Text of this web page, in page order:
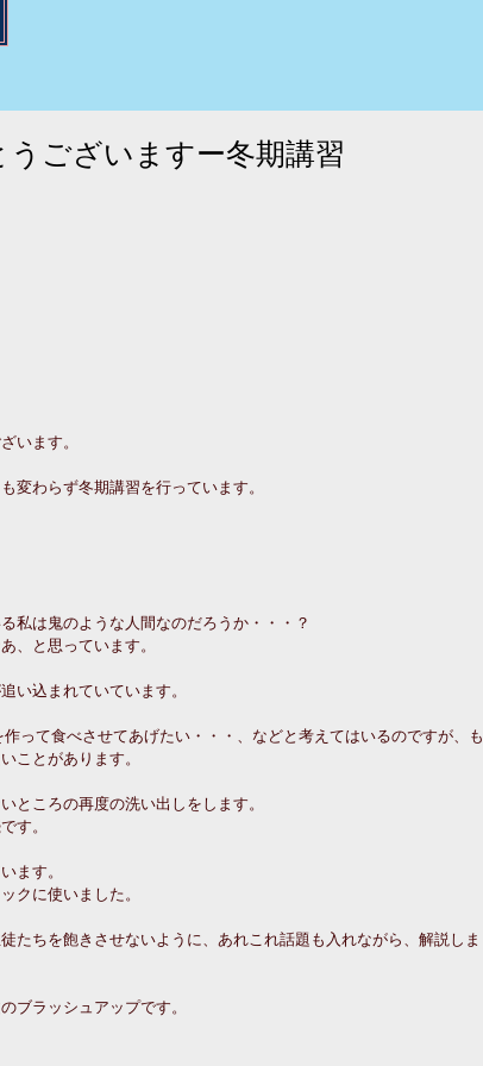
ございますー冬期講習
います。
変わらず冬期講習を行っています。
私は鬼のような人間なのだろうか・・・？
、と思っています。
い込まれていています。
って食べさせてあげたい・・・、などと考えてはいるのですが、も
ことがあります。
ところの再度の洗い出しをします。
す。
ます。
クに使いました。
たちを飽きさせないように、あれこれ話題も入れながら、解説しま
ブラッシュアップです。